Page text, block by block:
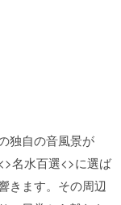
独自の音風景が
名水百選<>に選ば
きます。その周辺